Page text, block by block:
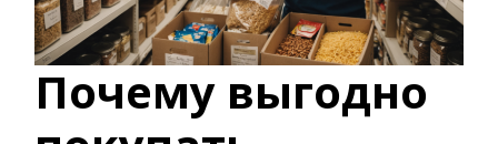
Почему выгодно